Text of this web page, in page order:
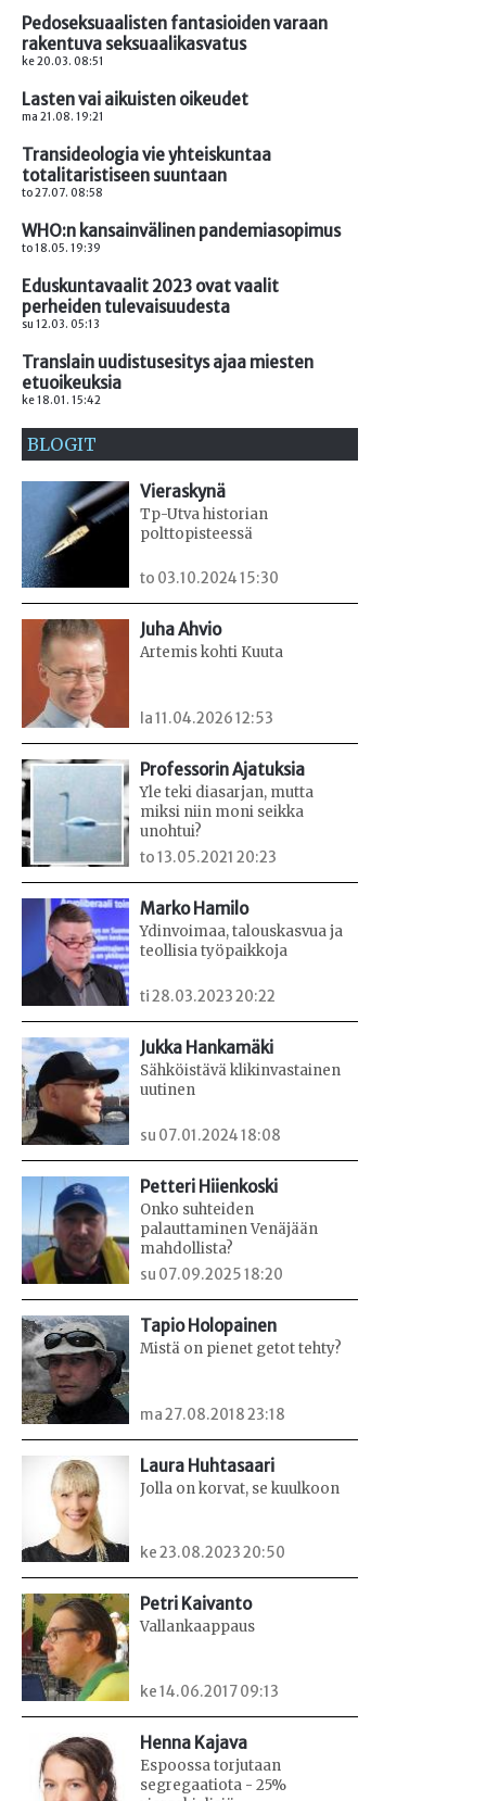
Pedoseksuaalisten fantasioiden varaan
rakentuva seksuaalikasvatus
ke 20.03. 08:51
Lasten vai aikuisten oikeudet
ma 21.08. 19:21
Transideologia vie yhteiskuntaa
totalitaristiseen suuntaan
to 27.07. 08:58
WHO:n kansainvälinen pandemiasopimus
to 18.05. 19:39
Eduskuntavaalit 2023 ovat vaalit
perheiden tulevaisuudesta
su 12.03. 05:13
Translain uudistusesitys ajaa miesten
etuoikeuksia
ke 18.01. 15:42
BLOGIT
Vieraskynä
Tp-Utva historian
polttopisteessä
to 03.10.2024 15:30
Juha Ahvio
Artemis kohti Kuuta
la 11.04.2026 12:53
Professorin Ajatuksia
Yle teki diasarjan, mutta
miksi niin moni seikka
unohtui?
to 13.05.2021 20:23
Marko Hamilo
Ydinvoimaa, talouskasvua ja
teollisia työpaikkoja
ti 28.03.2023 20:22
Jukka Hankamäki
Sähköistävä klikinvastainen
uutinen
su 07.01.2024 18:08
Petteri Hiienkoski
Onko suhteiden
palauttaminen Venäjään
mahdollista?
su 07.09.2025 18:20
Tapio Holopainen
Mistä on pienet getot tehty?
ma 27.08.2018 23:18
Laura Huhtasaari
Jolla on korvat, se kuulkoon
ke 23.08.2023 20:50
Petri Kaivanto
Vallankaappaus
ke 14.06.2017 09:13
Henna Kajava
Espoossa torjutaan
segregaatiota - 25%